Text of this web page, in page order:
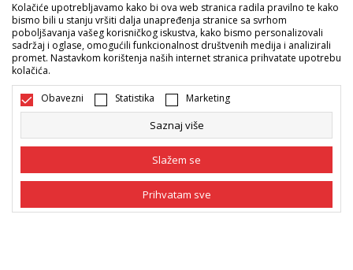
Bosna i Hercegovina Promijenite
Nastojimo da budemo što precizniji u opisu proizvoda, prikazu slika i
samih cijena, ali ne možemo garantovati da su sve informacije kompletne
i bez grešaka. Svi artikli prikazani na sajtu su dio naše ponude i ne
Kolačiće upotrebljavamo kako bi ova web stranica radila pravilno te kako
bismo bili u stanju vršiti dalja unapređenja stranice sa svrhom
poboljšavanja vašeg korisničkog iskustva, kako bismo personalizovali
sadržaj i oglase, omogućili funkcionalnost društvenih medija i analizirali
promet. Nastavkom korištenja naših internet stranica prihvatate upotrebu
kolačića.
Obavezni Statistika Marketing
Saznaj više
Slažem se
Prihvatam sve